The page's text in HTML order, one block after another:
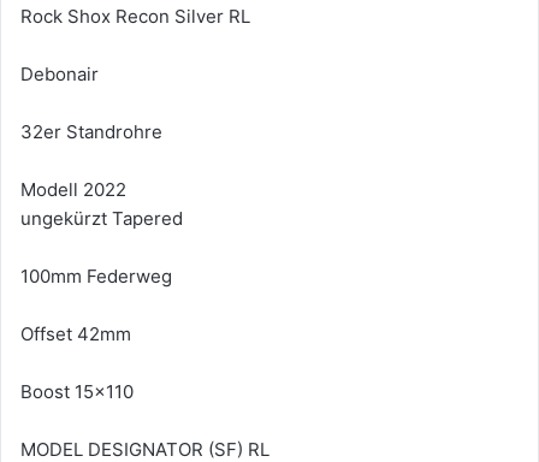
Rock Shox Recon Silver RL
Debonair
32er Standrohre
Modell 2022
ungekürzt Tapered
100mm Federweg
Offset 42mm
Boost 15x110
MODEL DESIGNATOR (SF) RL